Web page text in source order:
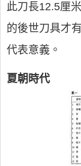
此刀長12.5厘
的後世刀具才
代表意義。
夏朝時代